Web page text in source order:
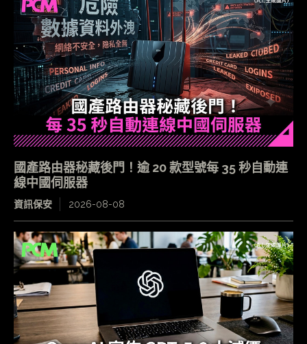
國產路由器秘藏後門！逾 20 款型號每 35 秒自動連
線中國伺服器
資訊保安 2026-08-08